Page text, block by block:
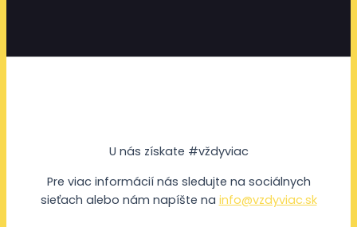
U nás získate #vždyviac
Pre viac informácií nás sledujte na sociálnych
sieťach alebo nám napíšte na info@vzdyviac.sk